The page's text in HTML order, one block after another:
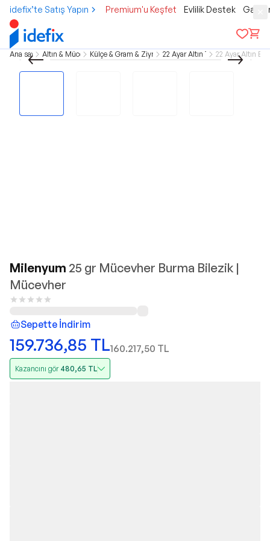
idefix’te Satış Yapın Premium'u Keşfet Evlilik Destek
Ana sayfa Altın & MücevherKülçe & Gram & Ziynet Altın22 Ayar Altın Takılar22 Ayar Altın
Milenyum 25 gr Mücevher Burma Bilezik |
Mücevher
Sepette İndirim
159.736,85 TL160.217,50 TL
Kazancını gör 480,65 TL